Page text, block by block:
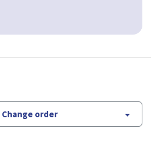
Change order